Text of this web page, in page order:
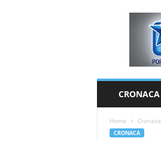
CRONACA
Home Cronaca
CRONACA